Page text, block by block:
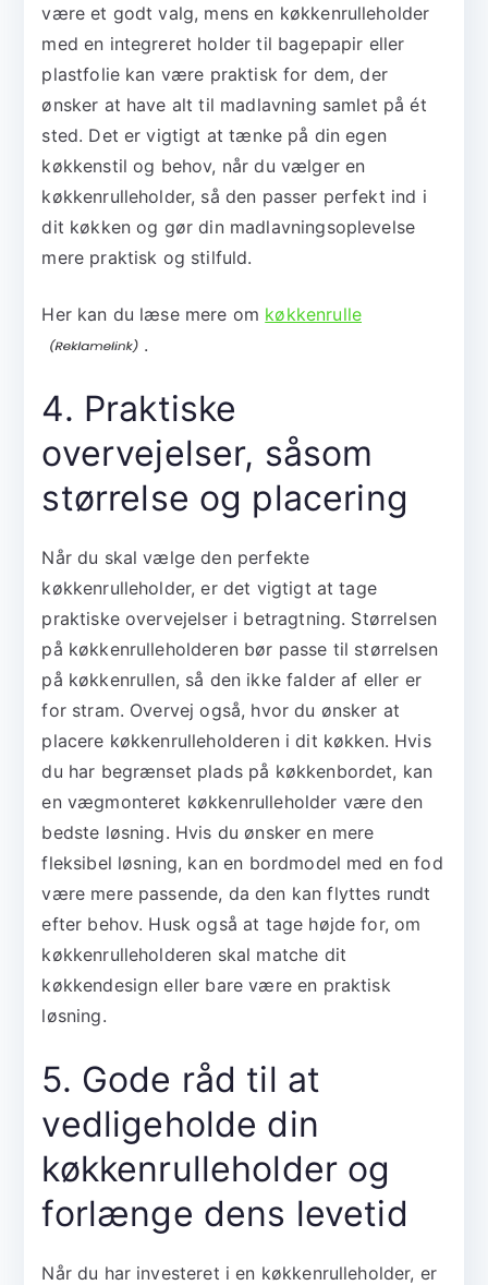
være et godt valg, mens en køkkenrulleholder
med en integreret holder til bagepapir eller
plastfolie kan være praktisk for dem, der
ønsker at have alt til madlavning samlet på ét
sted. Det er vigtigt at tænke på din egen
køkkenstil og behov, når du vælger en
køkkenrulleholder, så den passer perfekt ind i
dit køkken og gør din madlavningsoplevelse
mere praktisk og stilfuld.
Her kan du læse mere om køkkenrulle
.
4. Praktiske
overvejelser, såsom
størrelse og placering
Når du skal vælge den perfekte
køkkenrulleholder, er det vigtigt at tage
praktiske overvejelser i betragtning. Størrelsen
på køkkenrulleholderen bør passe til størrelsen
på køkkenrullen, så den ikke falder af eller er
for stram. Overvej også, hvor du ønsker at
placere køkkenrulleholderen i dit køkken. Hvis
du har begrænset plads på køkkenbordet, kan
en vægmonteret køkkenrulleholder være den
bedste løsning. Hvis du ønsker en mere
fleksibel løsning, kan en bordmodel med en fod
være mere passende, da den kan flyttes rundt
efter behov. Husk også at tage højde for, om
køkkenrulleholderen skal matche dit
køkkendesign eller bare være en praktisk
løsning.
5. Gode råd til at
vedligeholde din
køkkenrulleholder og
forlænge dens levetid
Når du har investeret i en køkkenrulleholder, er